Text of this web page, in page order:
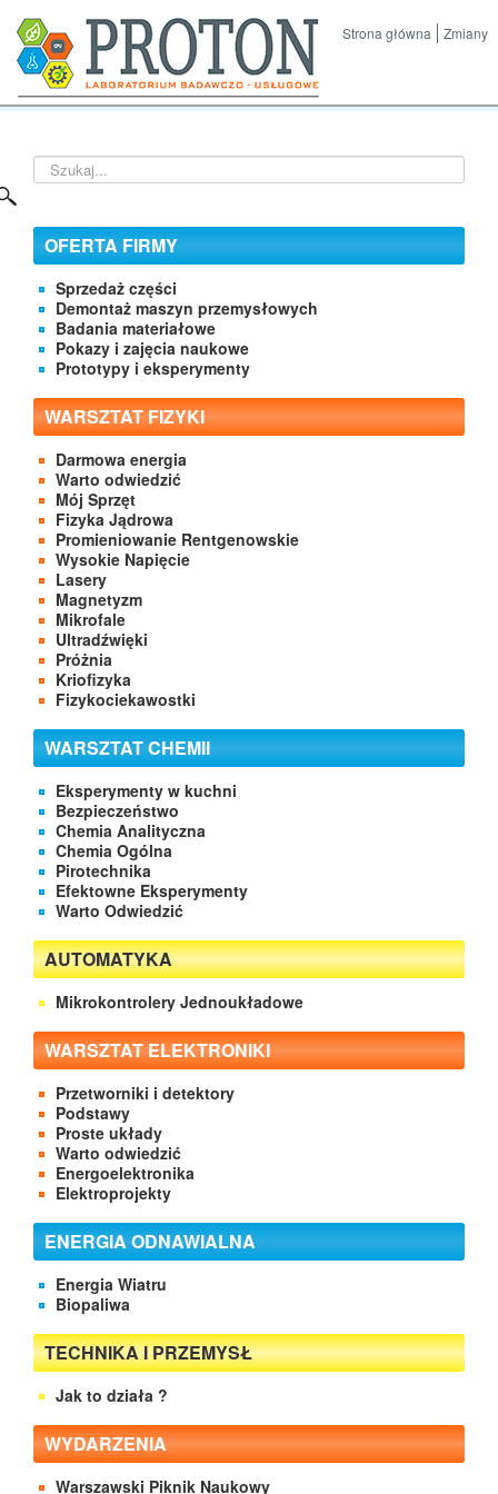
Strona główna Zmiany
Szukaj...
OFERTA FIRMY
Sprzedaż części
Demontaż maszyn przemysłowych
Badania materiałowe
Pokazy i zajęcia naukowe
Prototypy i eksperymenty
WARSZTAT FIZYKI
Darmowa energia
Warto odwiedzić
Mój Sprzęt
Fizyka Jądrowa
Promieniowanie Rentgenowskie
Wysokie Napięcie
Lasery
Magnetyzm
Mikrofale
Ultradźwięki
Próżnia
Kriofizyka
Fizykociekawostki
WARSZTAT CHEMII
Eksperymenty w kuchni
Bezpieczeństwo
Chemia Analityczna
Chemia Ogólna
Pirotechnika
Efektowne Eksperymenty
Warto Odwiedzić
AUTOMATYKA
Mikrokontrolery Jednoukładowe
WARSZTAT ELEKTRONIKI
Przetworniki i detektory
Podstawy
Proste układy
Warto odwiedzić
Energoelektronika
Elektroprojekty
ENERGIA ODNAWIALNA
Energia Wiatru
Biopaliwa
TECHNIKA I PRZEMYSŁ
Jak to działa ?
WYDARZENIA
Warszawski Piknik Naukowy